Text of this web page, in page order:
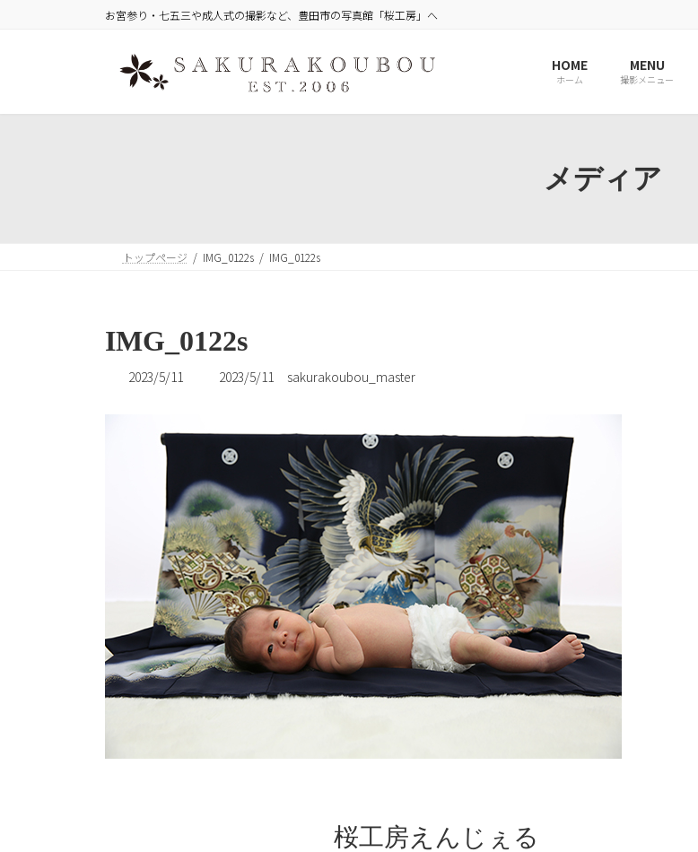
へ
ョ
お宮参り・七五三や成人式の撮影など、豊田市の写真館「桜工房」へ
HOME
ホーム
MENU
撮影メニュー
メディア
トップページ IMG_0122s IMG_0122s
IMG_0122s
2023/5/11
最
新
日
時
:
2023/5/11 sakurakoubou_master
桜工房えんじぇる